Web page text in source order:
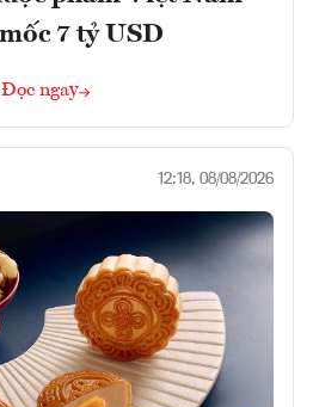
7 tỷ USD
Đọc ngay
12:18, 08/08/2026